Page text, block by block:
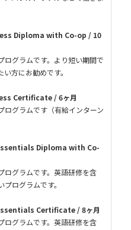
Diploma with Co-op / 10
ログラムです。より短い期間で
方にお勧めです。
Certificate / 6ヶ月
ログラムです（有給インターン
Diploma with Co-
ログラムです。英語研修を含
ログラムです。
Certificate / 8ヶ月
ログラムです。英語研修を含